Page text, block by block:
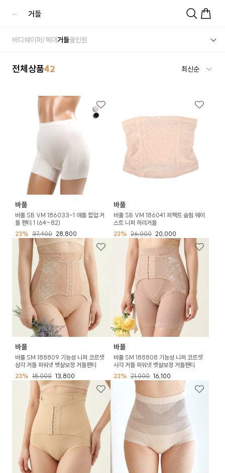
거들
바디쉐이퍼/복대거들올인원
전체상품42
바풀
바풀 SB VM 186033-1 애플 힙업 거
들 팬티 1 (64~82)
23% 37,400 28,800
바풀
바풀 SB VM 186041 퍼펙트 슬림 웨이
스트 니퍼 허리거들
23% 26,000 20,000
바풀
바풀 SM 188809 기능성 니퍼 코르셋
삼각 거들 파워넷 뱃살보정 거들팬티
23% 18,000 13,800
바풀
바풀 SM 188808 기능성 니퍼 코르셋
사각 거들 파워넷 뱃살보정 거들팬티
23% 21,000 16,100